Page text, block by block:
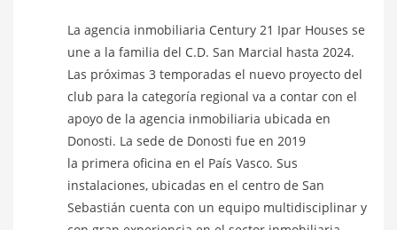
La agencia inmobiliaria Century 21 Ipar Houses se
une a la familia del C.D. San Marcial hasta 2024.
Las próximas 3 temporadas el nuevo proyecto del
club para la categoría regional va a contar con el
apoyo de la agencia inmobiliaria ubicada en
Donosti. La sede de Donosti fue en 2019
la primera oficina en el País Vasco. Sus
instalaciones, ubicadas en el centro de San
Sebastián cuenta con un equipo multidisciplinar y